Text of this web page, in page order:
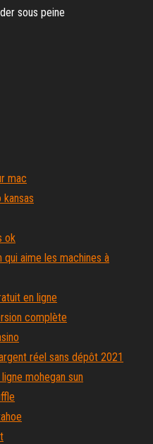
sous peine
mac
ok
qui aime les machines à
en ligne
complète
réel sans dépôt 2021
mohegan sun